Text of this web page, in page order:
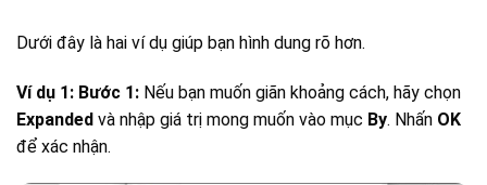
Dưới đây là hai ví dụ giúp bạn hình dung rõ hơn.
Ví dụ 1: Bước 1: Nếu bạn muốn giãn khoảng cách, hãy chọn
Expanded và nhập giá trị mong muốn vào mục By. Nhấn OK
để xác nhận.